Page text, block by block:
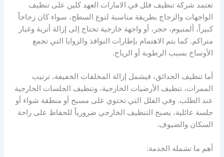
تعتمد شركة تنظيف فلل في الامارات العهد كلين على تنظيف
الواجهات والزجاج بطريقة مناسبة لنوع السطح، سواء كان زجاجاً
كبيراً، ألمنيوم، حجر، أو واجهة خارجية تحتاج إلى إزالة أتربة وغبار
متراكم. كما يتم الاهتمام بإطارات النوافذ والزوايا التي تجمع
الأوساخ بسبب الرطوبة أو الرياح.
أما تنظيف الحدائق، فيشمل إزالة المخلفات الخفيفة، ترتيب
الممرات، تنظيف الأرضيات الخارجية، وتنظيف الجلسات الخارجية
عند الطلب. وفي الفلل التي تحتوي على مسبح أو منطقة شواء أو
جلسة عائلية، يصبح التنظيف الخارجي ضرورياً للحفاظ على راحة
السكان والضيوف.
أهم ما تشمله الخدمة: